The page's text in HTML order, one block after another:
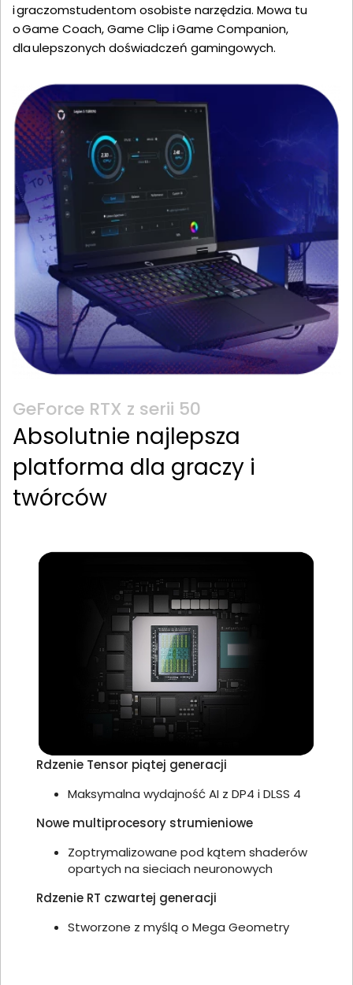
i graczomstudentom osobiste narzędzia. Mowa tu
o Game Coach, Game Clip i Game Companion,
dla ulepszonych doświadczeń gamingowych.
GeForce RTX z serii 50
Absolutnie najlepsza
platforma dla graczy i
twórców
Rdzenie Tensor piątej generacji
Maksymalna wydajność AI z DP4 i DLSS 4
Nowe multiprocesory strumieniowe
Zoptrymalizowane pod kątem shaderów
opartych na sieciach neuronowych
Rdzenie RT czwartej generacji
Stworzone z myślą o Mega Geometry